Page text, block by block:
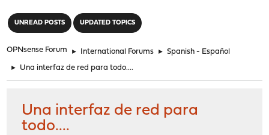
UNREAD POSTS UPDATED TOPICS
OPNsense Forum ► International Forums ► Spanish - Español
► Una interfaz de red para todo....
Una interfaz de red para
todo....